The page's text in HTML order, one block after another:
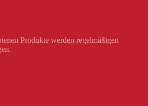
Produkte werden regelmäßigen